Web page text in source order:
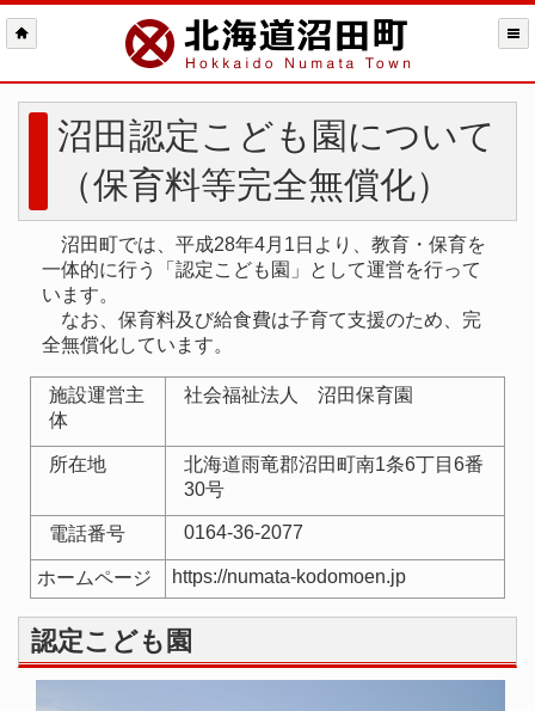
沼田認定こども園について
（保育料等完全無償化）
沼田町では、平成28年4月1日より、教育・保育を
一体的に行う「認定こども園」として運営を行って
います。
なお、保育料及び給食費は子育て支援のため、完
全無償化しています。
施設運営主
体
社会福祉法人 沼田保育園
所在地
北海道雨竜郡沼田町南1条6丁目6番
30号
電話番号 0164-36-2077
ホームページ https://numata-kodomoen.jp
認定こども園